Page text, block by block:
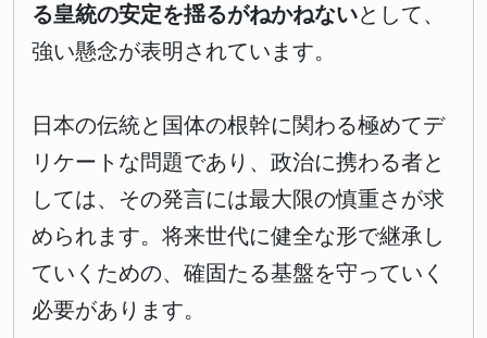
る皇統の安定を揺るがねかねないとして、
強い懸念が表明されています。
日本の伝統と国体の根幹に関わる極めてデ
リケートな問題であり、政治に携わる者と
しては、その発言には最大限の慎重さが求
められます。将来世代に健全な形で継承し
ていくための、確固たる基盤を守っていく
必要があります。